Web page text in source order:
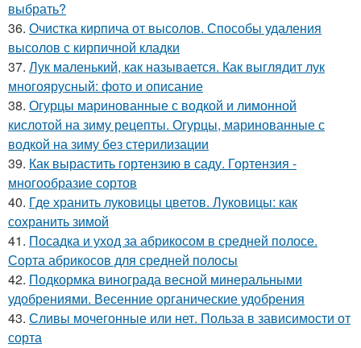
выбрать?
36. Очистка кирпича от высолов. Способы удаления
высолов с кирпичной кладки
37. Лук маленький, как называется. Как выглядит лук
многоярусный: фото и описание
38. Огурцы маринованные с водкой и лимонной
кислотой на зиму рецепты. Огурцы, маринованные с
водкой на зиму без стерилизации
39. Как вырастить гортензию в саду. Гортензия -
многообразие сортов
40. Где хранить луковицы цветов. Луковицы: как
сохранить зимой
41. Посадка и уход за абрикосом в средней полосе.
Сорта абрикосов для средней полосы
42. Подкормка винограда весной минеральными
удобрениями. Весенние органические удобрения
43. Сливы мочегонные или нет. Польза в зависимости от
сорта